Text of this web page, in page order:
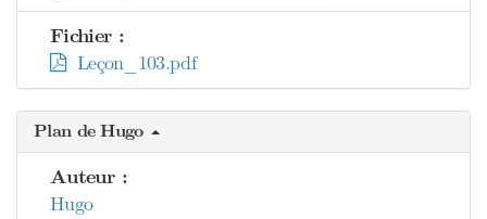
Fichier :
Leçon_103.pdf
Plan de Hugo
Auteur :
Hugo